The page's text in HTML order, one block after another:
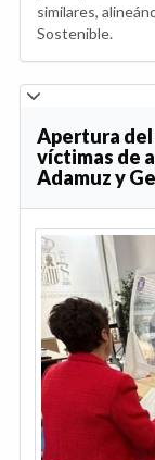
similares,
Sostenible.
Apertura del
víctimas de
Adamuz y